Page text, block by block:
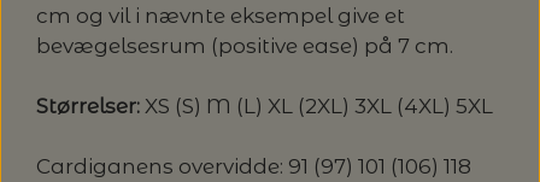
cm og vil i nævnte eksempel give et
bevægelsesrum (positive ease) på 7 cm.
Størrelser: XS (S) M (L) XL (2XL) 3XL (4XL) 5XL
Cardiganens overvidde: 91 (97) 101 (106) 118